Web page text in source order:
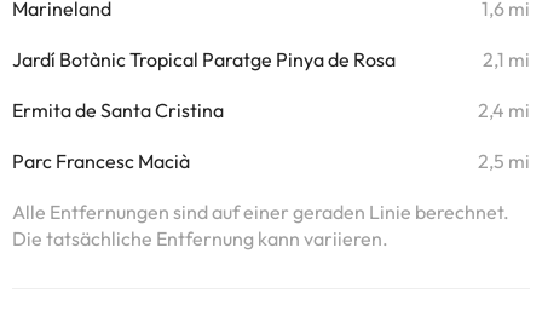
Marineland 1,6 mi
Jardí Botànic Tropical Paratge Pinya de Rosa 2,1 mi
Ermita de Santa Cristina 2,4 mi
Parc Francesc Macià 2,5 mi
Alle Entfernungen sind auf einer geraden Linie berechnet.
Die tatsächliche Entfernung kann variieren.